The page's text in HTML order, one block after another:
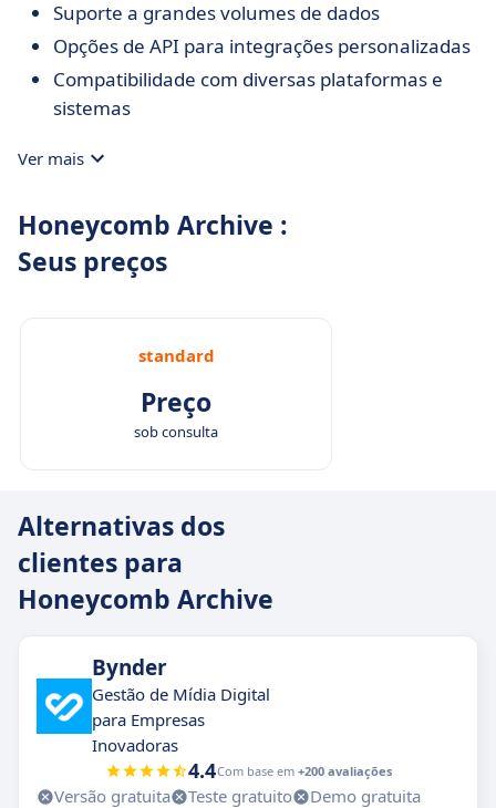
Suporte a grandes volumes de dados
Opções de API para integrações personalizadas
Compatibilidade com diversas plataformas e
sistemas
Ver mais
Honeycomb Archive :
Seus preços
standard
Preço
sob consulta
Alternativas dos
clientes para
Honeycomb Archive
Bynder
Gestão de Mídia Digital
para Empresas
Inovadoras
4.4Com base em +200 avaliações
Versão gratuita Teste gratuito
Demo gratuita